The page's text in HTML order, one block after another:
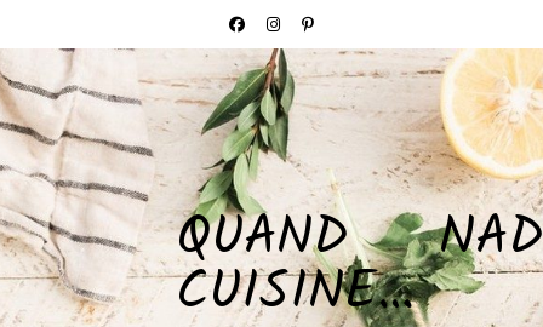
QUAND NAD
CUISINE…